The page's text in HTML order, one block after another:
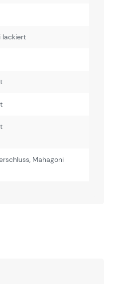
lackiert
, Mahagoni